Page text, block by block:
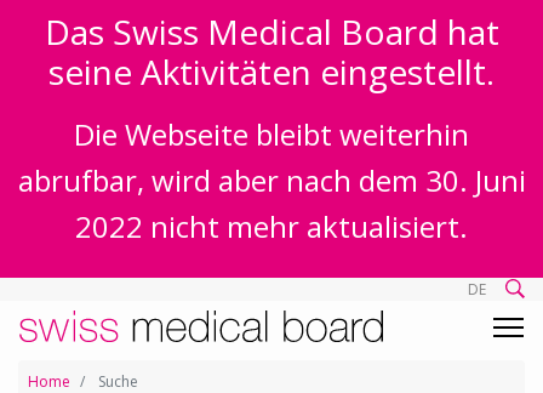
Das Swiss Medical Board hat
seine Aktivitäten eingestellt.
Die Webseite bleibt weiterhin
abrufbar, wird aber nach dem 30. Juni
2022 nicht mehr aktualisiert.
DE
Home Suche